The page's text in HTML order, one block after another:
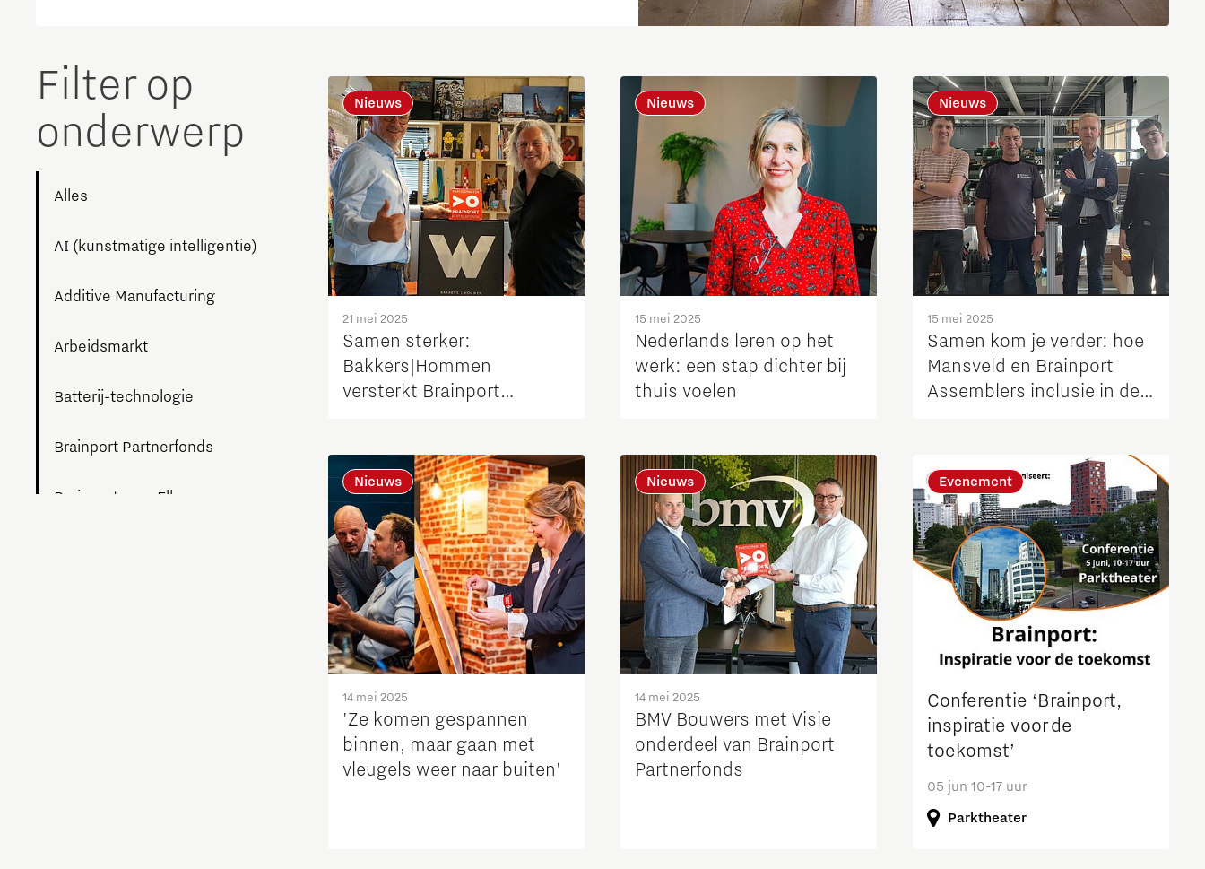
Brainport Industries Campus
Strijp District
TU/e Campus
Integrated Photonics Micro and nano electronics
Next Tech Food Factories
Hoe bescherm ik mijn idee?
Brainport Networking Financials
Filter op
onderwerp
Alles
AI (kunstmatige intelligentie)
Additive Manufacturing
Arbeidsmarkt
Batterij-technologie
Brainport Partnerfonds
Brainport voor Elkaar
Nieuws
21 mei 2025
Samen sterker:
Bakkers|Hommen
versterkt Brainport
Nieuws
15 mei 2025
Nederlands leren op het
werk: een stap dichter bij
thuis voelen
Nieuws
15 mei 2025
Samen kom je verder: hoe
Mansveld en Brainport
Assemblers inclusie in de
Nieuws
14 mei 2025
'Ze komen gespannen
binnen, maar gaan met
vleugels weer naar buiten'
Nieuws
14 mei 2025
BMV Bouwers met Visie
onderdeel van Brainport
Partnerfonds
Evenement
Conferentie ‘Brainport,
inspiratie voor de
toekomst’
05 jun 10-17 uur
Parktheater